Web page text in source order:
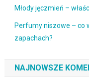
Młody jęczmień –
Perfumy niszowe – co
zapachach?
NAJNOWSZE